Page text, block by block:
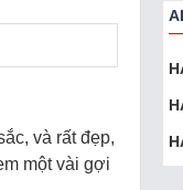
và rất đẹp,
một vài gợi